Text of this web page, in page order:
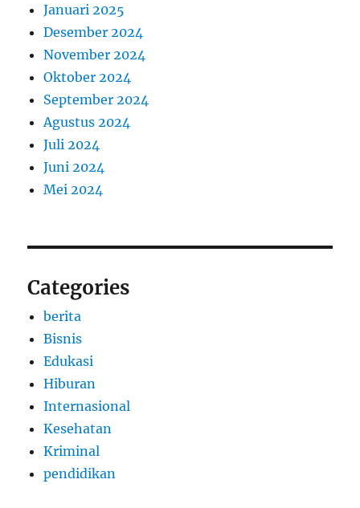
Januari 2025
Desember 2024
November 2024
Oktober 2024
September 2024
Agustus 2024
Juli 2024
Juni 2024
Mei 2024
Categories
berita
Bisnis
Edukasi
Hiburan
Internasional
Kesehatan
Kriminal
pendidikan